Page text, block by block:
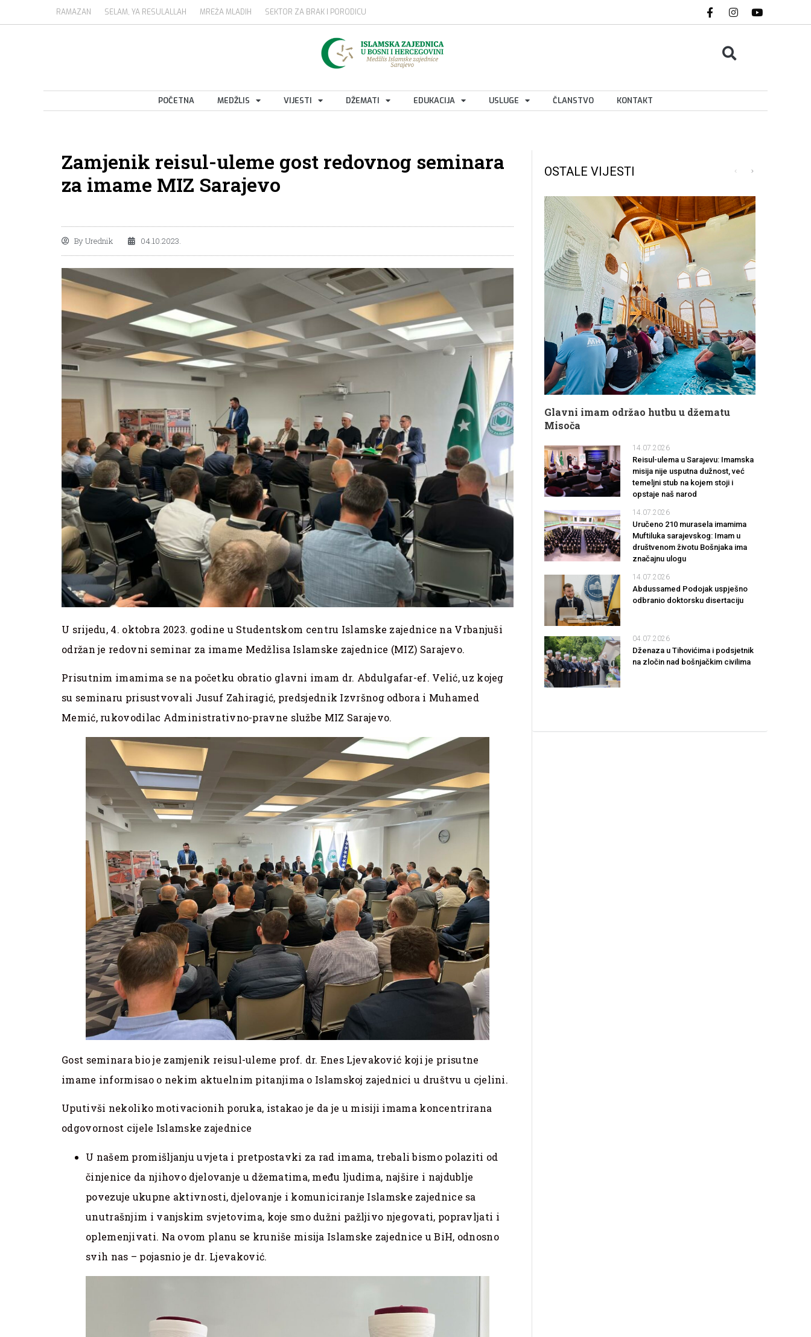
RAMAZAN SELAM, YA RESULALLAH MREŽA MLADIH SEKTOR ZA BRAK I PORODICU
POČETNA MEDŽLIS VIJESTI DŽEMATI EDUKACIJA USLUGE ČLANSTVO KONTAKT
Zamjenik reisul-uleme gost redovnog seminara
za imame MIZ Sarajevo
ByUrednik 04.10.2023.
U srijedu, 4. oktobra 2023. godine u Studentskom centru Islamske zajednice na Vrbanjuši
održan je redovni seminar za imame Medžlisa Islamske zajednice (MIZ) Sarajevo.
Prisutnim imamima se na početku obratio glavni imam dr. Abdulgafar-ef. Velić, uz kojeg
su seminaru prisustvovali Jusuf Zahiragić, predsjednik Izvršnog odbora i Muhamed
Memić, rukovodilac Administrativno-pravne službe MIZ Sarajevo.
Gost seminara bio je zamjenik reisul-uleme prof. dr. Enes Ljevaković koji je prisutne
imame informisao o nekim aktuelnim pitanjima o Islamskoj zajednici u društvu u cjelini.
Uputivši nekoliko motivacionih poruka, istakao je da je u misiji imama koncentrirana
odgovornost cijele Islamske zajednice
U našem promišljanju uvjeta i pretpostavki za rad imama, trebali bismo polaziti od
činjenice da njihovo djelovanje u džematima, među ljudima, najšire i najdublje
povezuje ukupne aktivnosti, djelovanje i komuniciranje Islamske zajednice sa
unutrašnjim i vanjskim svjetovima, koje smo dužni pažljivo njegovati, popravljati i
oplemenjivati. Na ovom planu se kruniše misija Islamske zajednice u BiH, odnosno
svih nas – pojasnio je dr. Ljevaković.
OSTALE VIJESTI
Glavni imam održao hutbu u džematu
Misoča
14.07.2026
Reisul-ulema u Sarajevu: Imamska
misija nije usputna dužnost, već
temeljni stub na kojem stoji i
opstaje naš narod
14.07.2026
Uručeno 210 murasela imamima
Muftiluka sarajevskog: Imam u
društvenom životu Bošnjaka ima
značajnu ulogu
14.07.2026
Abdussamed Podojak uspješno
odbranio doktorsku disertaciju
04.07.2026
Dženaza u Tihovićima i podsjetnik
na zločin nad bošnjačkim civilima